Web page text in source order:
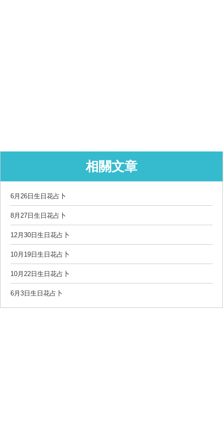
相關文章
6月26日生日花占卜
8月27日生日花占卜
12月30日生日花占卜
10月19日生日花占卜
10月22日生日花占卜
6月3日生日花占卜